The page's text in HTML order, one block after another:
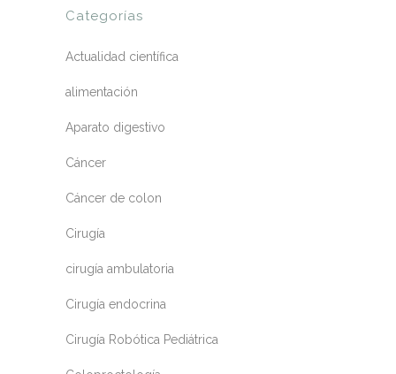
Categorías
Actualidad científica
alimentación
Aparato digestivo
Cáncer
Cáncer de colon
Cirugía
cirugía ambulatoria
Cirugía endocrina
Cirugía Robótica Pediátrica